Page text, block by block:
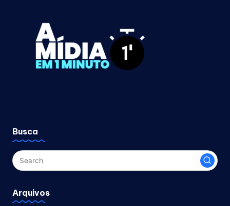
Busca
Arquivos